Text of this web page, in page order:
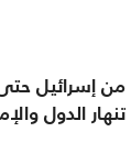
من إسرائيل حتى
تنهار الدول